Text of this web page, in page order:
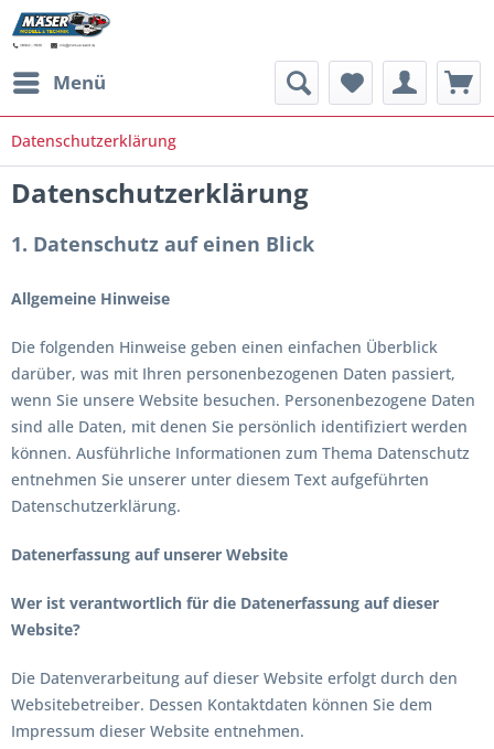
Menü
Datenschutzerklärung
Datenschutzerklärung
1. Datenschutz auf einen Blick
Allgemeine Hinweise
Die folgenden Hinweise geben einen einfachen Überblick
darüber, was mit Ihren personenbezogenen Daten passiert,
wenn Sie unsere Website besuchen. Personenbezogene Daten
sind alle Daten, mit denen Sie persönlich identifiziert werden
können. Ausführliche Informationen zum Thema Datenschutz
entnehmen Sie unserer unter diesem Text aufgeführten
Datenschutzerklärung.
Datenerfassung auf unserer Website
Wer ist verantwortlich für die Datenerfassung auf dieser
Website?
Die Datenverarbeitung auf dieser Website erfolgt durch den
Websitebetreiber. Dessen Kontaktdaten können Sie dem
Impressum dieser Website entnehmen.